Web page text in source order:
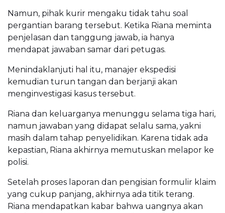
Namun, pihak kurir mengaku tidak tahu soal
pergantian barang tersebut. Ketika Riana meminta
penjelasan dan tanggung jawab, ia hanya
mendapat jawaban samar dari petugas.
Menindaklanjuti hal itu, manajer ekspedisi
kemudian turun tangan dan berjanji akan
menginvestigasi kasus tersebut.
Riana dan keluarganya menunggu selama tiga hari,
namun jawaban yang didapat selalu sama, yakni
masih dalam tahap penyelidikan. Karena tidak ada
kepastian, Riana akhirnya memutuskan melapor ke
polisi.
Setelah proses laporan dan pengisian formulir klaim
yang cukup panjang, akhirnya ada titik terang.
Riana mendapatkan kabar bahwa uangnya akan